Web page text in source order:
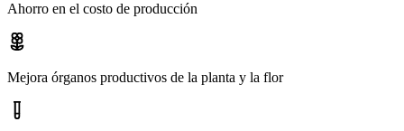
Ahorro en el costo de producción
Mejora órganos productivos de la planta y la flor